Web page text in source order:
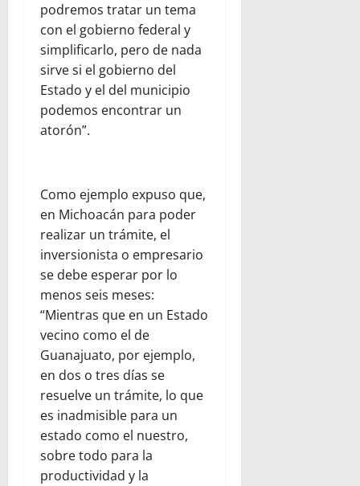
podremos tratar un tema
con el gobierno federal y
simplificarlo, pero de nada
sirve si el gobierno del
Estado y el del municipio
podemos encontrar un
atorón”.
Como ejemplo expuso que,
en Michoacán para poder
realizar un trámite, el
inversionista o empresario
se debe esperar por lo
menos seis meses:
“Mientras que en un Estado
vecino como el de
Guanajuato, por ejemplo,
en dos o tres días se
resuelve un trámite, lo que
es inadmisible para un
estado como el nuestro,
sobre todo para la
productividad y la